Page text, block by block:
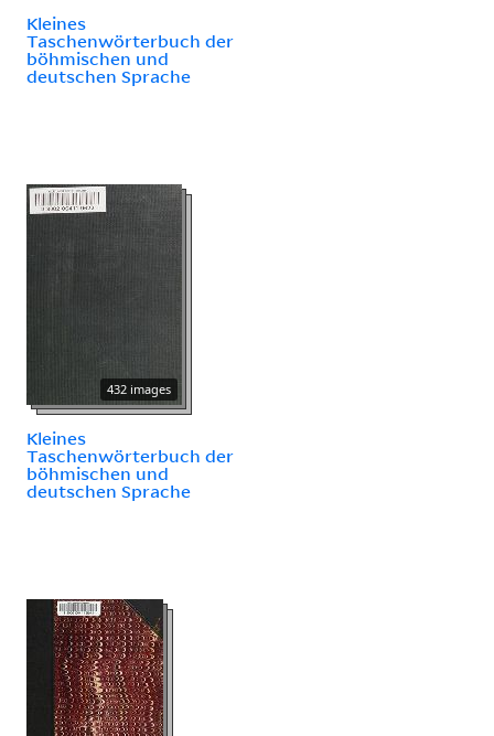
Kleines
Taschenwörterbuch der
böhmischen und
deutschen Sprache
432 images
Kleines
Taschenwörterbuch der
böhmischen und
deutschen Sprache